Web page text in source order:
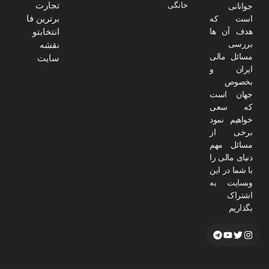
جوانانی
است که
هدف آن ها
بررسی
مسائل مالی
ایران و
بخصوص
جهان است
که سعی
خواهیم نمود
برخی از
مسائل مهم
دنیای مالی را
با شما در این
وبسایت به
اشتراک
بگذاریم
خانگی
تجارت
برترین فا
انتخابتو
نقشه
سایت